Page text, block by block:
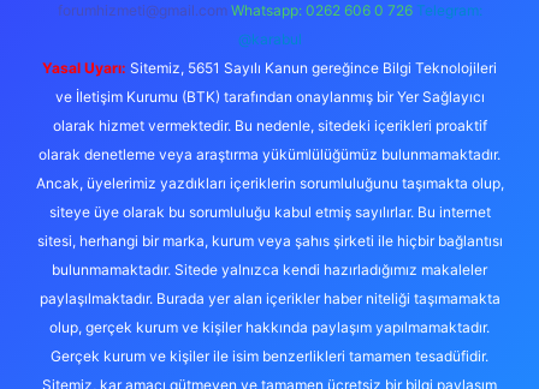
forumhizmeti@gmail.com Whatsapp: 0262 606 0 726 Telegram:
@karabul
Yasal Uyarı: Sitemiz, 5651 Sayılı Kanun gereğince Bilgi Teknolojileri
ve İletişim Kurumu (BTK) tarafından onaylanmış bir Yer Sağlayıcı
olarak hizmet vermektedir. Bu nedenle, sitedeki içerikleri proaktif
olarak denetleme veya araştırma yükümlülüğümüz bulunmamaktadır.
Ancak, üyelerimiz yazdıkları içeriklerin sorumluluğunu taşımakta olup,
siteye üye olarak bu sorumluluğu kabul etmiş sayılırlar. Bu internet
sitesi, herhangi bir marka, kurum veya şahıs şirketi ile hiçbir bağlantısı
bulunmamaktadır. Sitede yalnızca kendi hazırladığımız makaleler
paylaşılmaktadır. Burada yer alan içerikler haber niteliği taşımamakta
olup, gerçek kurum ve kişiler hakkında paylaşım yapılmamaktadır.
Gerçek kurum ve kişiler ile isim benzerlikleri tamamen tesadüfidir.
Sitemiz, kar amacı gütmeyen ve tamamen ücretsiz bir bilgi paylaşım